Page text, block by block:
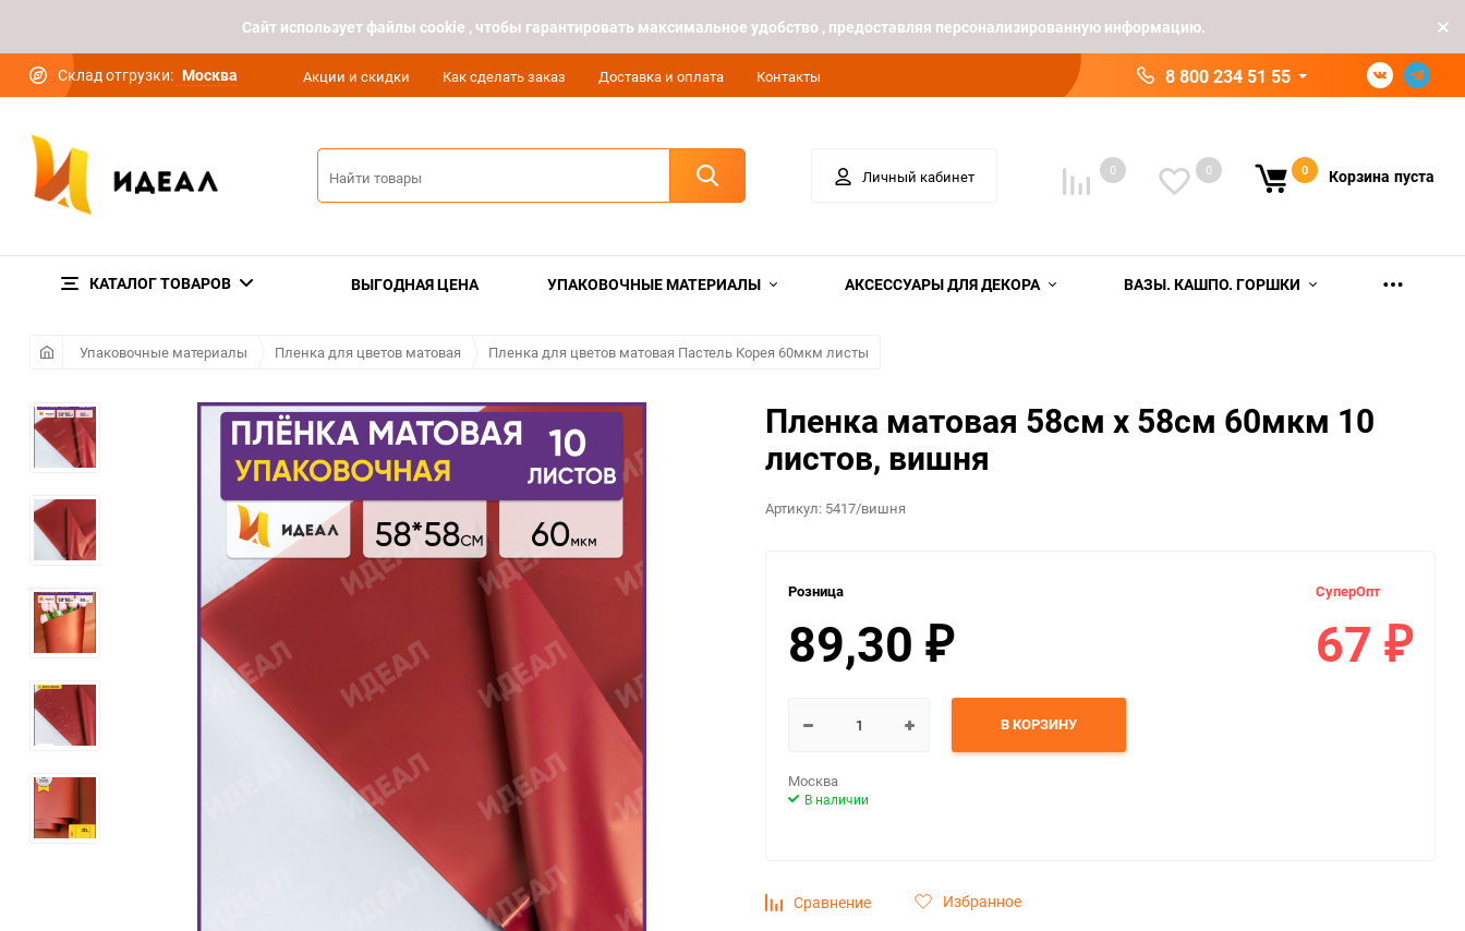
Cайт использует файлы cookie , чтобы гарантировать максимальное удобство , предоставляя персонализированную информацию.
Склад отгрузки: Москва Акции и скидки Как сделать заказ Доставка и оплата Контакты 8 800 234 51 55
Личный кабинет 0 0 0 Корзина пуста
КАТАЛОГ ТОВАРОВ ВЫГОДНАЯ ЦЕНА УПАКОВОЧНЫЕ МАТЕРИАЛЫ АКСЕССУАРЫ ДЛЯ ДЕКОРА ВАЗЫ. КАШПО. ГОРШКИ
Упаковочные материалы Пленка для цветов матовая Пленка для цветов матовая Пастель Корея 60мкм листы
Пленка матовая 58см х 58см 60мкм 10
листов, вишня
Артикул: 5417/вишня
Розница
89,30 ₽
СуперОпт
67 ₽
В КОРЗИНУ
Москва
В наличии
Сравнение Избранное